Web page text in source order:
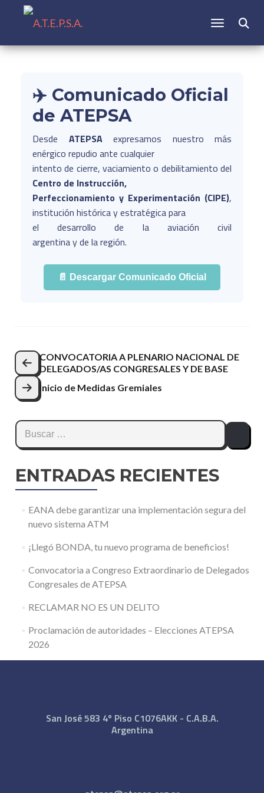
CAMBIAR
✈️ Comunicado Oficial
de ATEPSA
Desde ATEPSAexpresamos nuestro más
enérgico repudio ante cualquier
intento de cierre, vaciamiento o debilitamiento del
Centro de Instrucción,
Perfeccionamiento y Experimentación (CIPE),
institución histórica y estratégica para
el desarrollo de la aviación civil
argentina y de la región.
📄 Descargar Comunicado Oficial
CONVOCATORIA A PLENARIO NACIONAL DE
DELEGADOS/AS CONGRESALES Y DE BASE
Inicio de Medidas Gremiales
ENTRADAS RECIENTES
EANA debe garantizar una implementación segura del
nuevo sistema ATM
¡Llegó BONDA, tu nuevo programa de beneficios!
Convocatoria a Congreso Extraordinario de Delegados
Congresales de ATEPSA
RECLAMAR NO ES UN DELITO
Proclamación de autoridades – Elecciones ATEPSA
2026
San José 583 4º Piso C1076AKK - C.A.B.A.
Argentina